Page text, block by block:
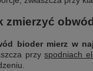
zmierzyć
bioder mierz w
przyspodniach